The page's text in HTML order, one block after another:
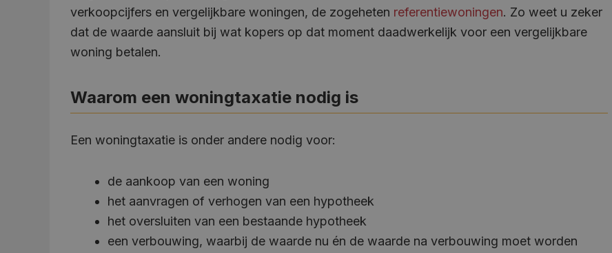
verkoopcijfers en vergelijkbare woningen, de zogeheten referentiewoningen. Zo weet u zeker
dat de waarde aansluit bij wat kopers op dat moment daadwerkelijk voor een vergelijkbare
woning betalen.
Waarom een woningtaxatie nodig is
Een woningtaxatie is onder andere nodig voor:
de aankoop van een woning
het aanvragen of verhogen van een hypotheek
het oversluiten van een bestaande hypotheek
een verbouwing, waarbij de waarde nu én de waarde na verbouwing moet worden